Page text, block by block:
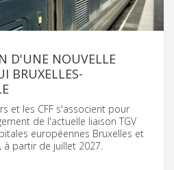
D'UNE NOUVELLE
BRUXELLES-
et les CFF s'associent pour
de l'actuelle liaison TGV
européennes Bruxelles et
à partir de juillet 2027.